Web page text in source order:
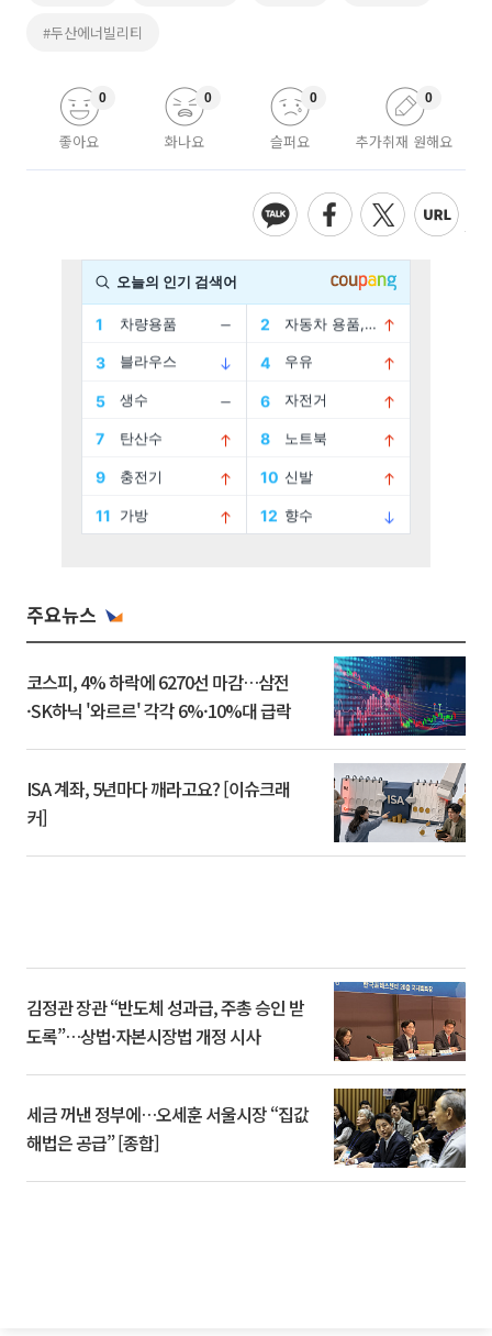
#두산에너빌리티
좋아요
0
화나요
0
슬퍼요
0
추가취재 원해요
0
주요뉴스
코스피, 4% 하락에 6270선 마감…삼전
·SK하닉 '와르르' 각각 6%·10%대 급락
ISA 계좌, 5년마다 깨라고요? [이슈크래
커]
김정관 장관 “반도체 성과급, 주총 승인 받
도록”…상법·자본시장법 개정 시사
세금 꺼낸 정부에…오세훈 서울시장 “집값
해법은 공급” [종합]